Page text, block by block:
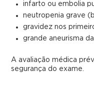
infarto ou embolia
neutropenia grave
gravidez nos
grande aneurisma
A avaliação médica
segurança do exame.